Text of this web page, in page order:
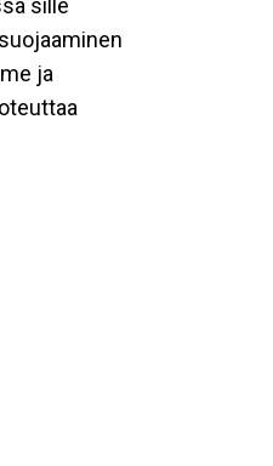
sille
ja